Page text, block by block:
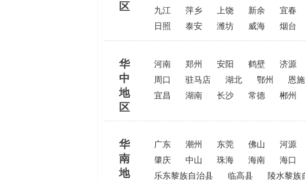
区
九江
萍乡 上饶 新余 宜春
日照
泰安 潍坊 威海 烟台
华
中
地
区
河南 郑州 安阳 鹤壁 济源
周口
驻马店 湖北 鄂州 恩施
宜昌
湖南 长沙 常德 郴州
华
南
地
广东 潮州 东莞 佛山 河源
肇庆
中山 珠海 海南 海口
乐东黎族自治县
临高县 陵水黎族